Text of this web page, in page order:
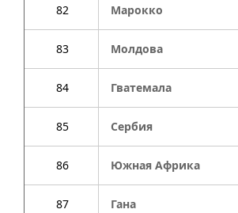
82 Марокко
83 Молдова
84 Гватемала
85 Сербия
86 Южная Африка
87 Гана